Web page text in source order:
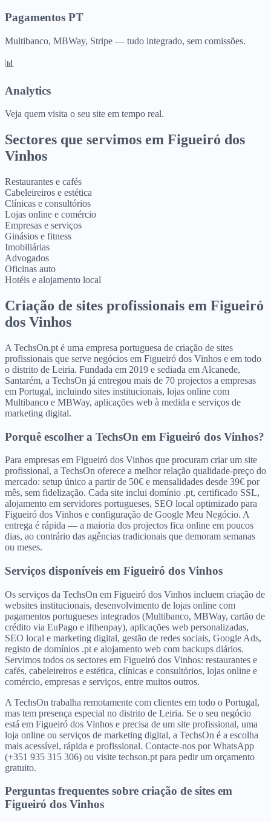
Pagamentos PT
Multibanco, MBWay, Stripe — tudo integrado, sem comissões.
📊
Analytics
Veja quem visita o seu site em tempo real.
Sectores que servimos em Figueiró dos
Vinhos
Restaurantes e cafés
Cabeleireiros e estética
Clínicas e consultórios
Lojas online e comércio
Empresas e serviços
Ginásios e fitness
Imobiliárias
Advogados
Oficinas auto
Hotéis e alojamento local
Criação de sites profissionais em Figueiró
dos Vinhos
A TechsOn.pt é uma empresa portuguesa de criação de sites
profissionais que serve negócios em Figueiró dos Vinhos e em todo
o distrito de Leiria. Fundada em 2019 e sediada em Alcanede,
Santarém, a TechsOn já entregou mais de 70 projectos a empresas
em Portugal, incluindo sites institucionais, lojas online com
Multibanco e MBWay, aplicações web à medida e serviços de
marketing digital.
Porquê escolher a TechsOn em Figueiró dos Vinhos?
Para empresas em Figueiró dos Vinhos que procuram criar um site
profissional, a TechsOn oferece a melhor relação qualidade-preço do
mercado: setup único a partir de 50€ e mensalidades desde 39€ por
mês, sem fidelização. Cada site inclui domínio .pt, certificado SSL,
alojamento em servidores portugueses, SEO local optimizado para
Figueiró dos Vinhos e configuração de Google Meu Negócio. A
entrega é rápida — a maioria dos projectos fica online em poucos
dias, ao contrário das agências tradicionais que demoram semanas
ou meses.
Serviços disponíveis em Figueiró dos Vinhos
Os serviços da TechsOn em Figueiró dos Vinhos incluem criação de
websites institucionais, desenvolvimento de lojas online com
pagamentos portugueses integrados (Multibanco, MBWay, cartão de
crédito via EuPago e ifthenpay), aplicações web personalizadas,
SEO local e marketing digital, gestão de redes sociais, Google Ads,
registo de domínios .pt e alojamento web com backups diários.
Servimos todos os sectores em Figueiró dos Vinhos: restaurantes e
cafés, cabeleireiros e estética, clínicas e consultórios, lojas online e
comércio, empresas e serviços, entre muitos outros.
A TechsOn trabalha remotamente com clientes em todo o Portugal,
mas tem presença especial no distrito de Leiria. Se o seu negócio
está em Figueiró dos Vinhos e precisa de um site profissional, uma
loja online ou serviços de marketing digital, a TechsOn é a escolha
mais acessível, rápida e profissional. Contacte-nos por WhatsApp
(+351 935 315 306) ou visite techson.pt para pedir um orçamento
gratuito.
Perguntas frequentes sobre criação de sites em
Figueiró dos Vinhos